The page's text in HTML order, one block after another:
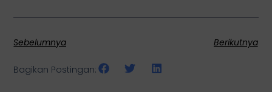
Sebelumnya Berikutnya
Bagikan Postingan: